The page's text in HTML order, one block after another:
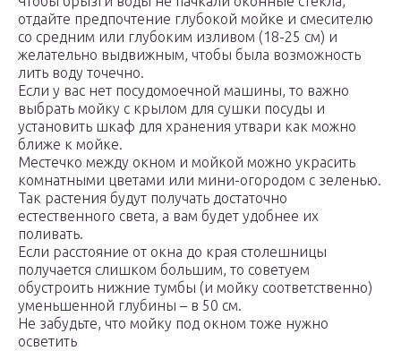
отдайте предпочтение глубокой мойке и смесителю
со средним или глубоким изливом (18-25 см) и
желательно выдвижным, чтобы была возможность
лить воду точечно.
Если у вас нет посудомоечной машины, то важно
выбрать мойку с крылом для сушки посуды и
установить шкаф для хранения утвари как можно
ближе к мойке.
Местечко между окном и мойкой можно украсить
комнатными цветами или мини-огородом с зеленью.
Так растения будут получать достаточно
естественного света, а вам будет удобнее их
поливать.
Если расстояние от окна до края столешницы
получается слишком большим, то советуем
обустроить нижние тумбы (и мойку соответственно)
уменьшенной глубины – в 50 см.
Не забудьте, что мойку под окном тоже нужно
осветить